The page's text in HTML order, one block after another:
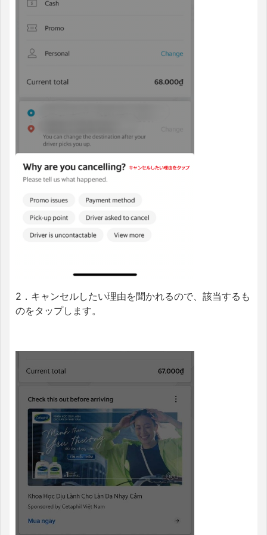
2．キャンセルしたい理由を聞かれるので、該当するも
のをタップします。